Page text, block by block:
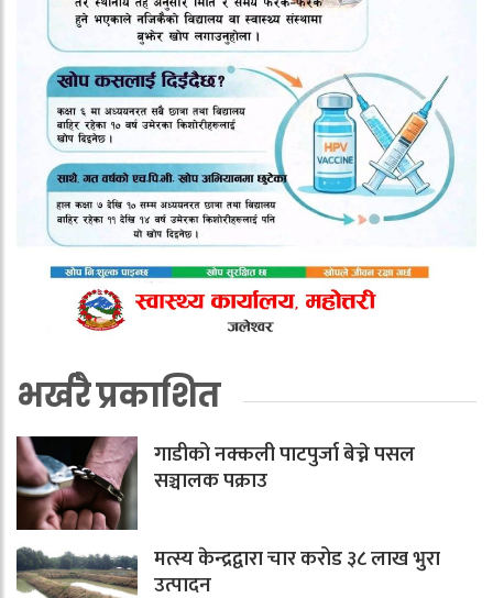
भर्खरै प्रकाशित
गाडीको नक्कली पाटपुर्जा बेच्ने पसल
सञ्चालक पक्राउ
मत्स्य केन्द्रद्वारा चार करोड ३८ लाख भुरा
उत्पादन